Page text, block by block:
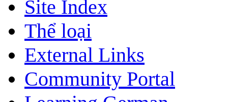
Site Index
Thể loại
External Links
Community Portal